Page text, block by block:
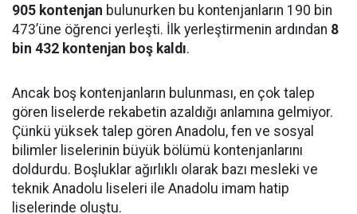
905 kontenjan bulunurken bu kontenjanların 190 bin
473’üne öğrenci yerleşti. İlk yerleştirmenin ardından 8
bin 432 kontenjan boş kaldı.
Ancak boş kontenjanların bulunması, en çok talep
gören liselerde rekabetin azaldığı anlamına gelmiyor.
Çünkü yüksek talep gören Anadolu, fen ve sosyal
bilimler liselerinin büyük bölümü kontenjanlarını
doldurdu. Boşluklar ağırlıklı olarak bazı mesleki ve
teknik Anadolu liseleri ile Anadolu imam hatip
liselerinde oluştu.